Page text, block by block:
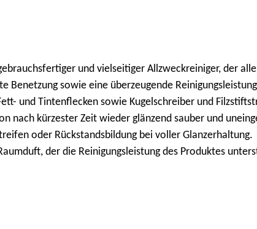
und vielseitiger Allzweckreiniger, der
sowie eine überzeugende
und Tintenflecken sowie Kugelschreiber und
nach kürzester Zeit wieder glänzend sauber und
oder Rückstandsbildung bei voller Glanzerhaltung.
der die Reinigungsleistung des Produktes